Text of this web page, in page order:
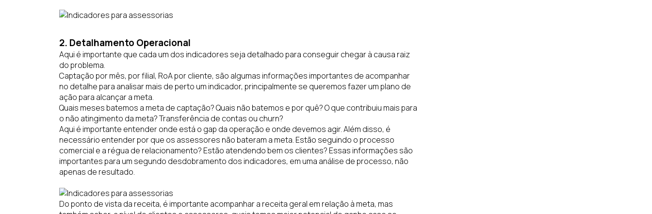
2. Detalhamento Operacional
Aqui é importante que cada um dos indicadores seja detalhado para conseguir chegar à causa raiz
do problema.
Captação por mês, por filial, RoA por cliente, são algumas informações importantes de acompanhar
no detalhe para analisar mais de perto um indicador, principalmente se queremos fazer um plano de
ação para alcançar a meta.
Quais meses batemos a meta de captação? Quais não batemos e por quê? O que contribuiu mais para
o não atingimento da meta? Transferência de contas ou churn?
Aqui é importante entender onde está o gap da operação e onde devemos agir. Além disso, é
necessário entender por que os assessores não bateram a meta. Estão seguindo o processo
comercial e a régua de relacionamento? Estão atendendo bem os clientes? Essas informações são
importantes para um segundo desdobramento dos indicadores, em uma análise de processo, não
apenas de resultado.
Do ponto de vista da receita, é importante acompanhar a receita geral em relação à meta, mas